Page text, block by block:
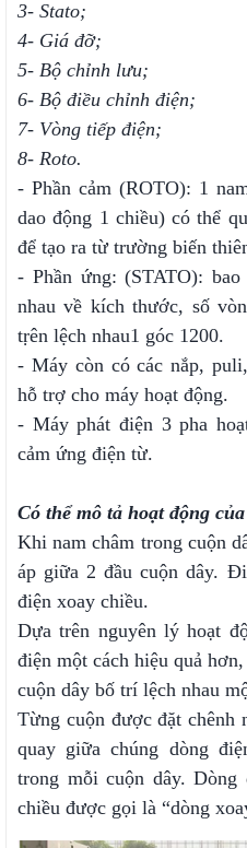
3- Stato;
4- Giá đỡ;
5- Bộ chỉnh lưu;
6- Bộ điều chỉnh điện;
7- Vòng tiếp điện;
8- Roto.
- Phần cảm (ROTO): 1
dao động 1 chiều) có thể
để tạo ra từ trường biến
- Phần ứng: (STATO):
nhau về kích thước, số
tṛên lệch nhau1 góc 1200.
- Máy còn có các nắp,
hỗ trợ cho máy hoạt động.
- Máy phát điện 3 pha
cảm ứng điện từ.
Có thể mô tả hoạt động
Khi nam châm trong cuộn
áp giữa 2 đầu cuộn dây.
điện xoay chiều.
Dựa trên nguyên lý hoạt
điện một cách hiệu quả
cuộn dây bố trí lệch nhau
Từng cuộn được đặt chênh
quay giữa chúng dòng
trong mỗi cuộn dây.
chiều được gọi là “dòng